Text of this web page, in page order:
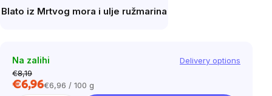
Blato iz Mrtvog mora i ulje ružmarina
Na zalihi
Delivery options
€8,19
€6,96Cijena
€6,96 / 100 g